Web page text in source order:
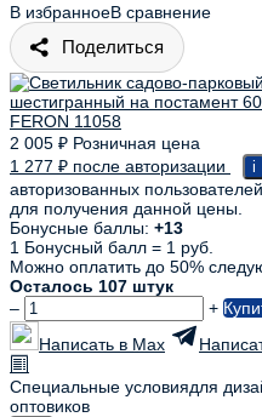
В избранноеВ сравнение
Поделиться
2 005 ₽ Розничная цена
1 277 ₽ после авторизации i
авторизованных
для получения данной цены.
Бонусные баллы: +13
1 Бонусный балл = 1 руб.
Можно оплатить до 50%
Осталось 107 штук
–
+
Написать в Max
Специальные условиядля
оптовиков